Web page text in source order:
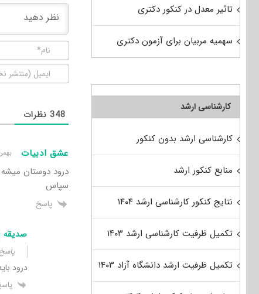
348 نظرات
عشق ادبیات بهمن ۱۶, ۱۳۹۵
درود دوستان
سپاس
پاسخ
صدیقه
درود
تاثیر معدل در کنکور دکتری
سهمیه مربیان برای آزمون دکتری
کارشناسی ارشد
کارشناسی ارشد بدون کنکور
منابع کنکور ارشد
نتایج کنکور کارشناسی ارشد ۱۴۰۴
تکمیل ظرفیت کارشناسی ارشد ۱۴۰۳
تکمیل ظرفیت ارشد دانشگاه آزاد ۱۴۰۳